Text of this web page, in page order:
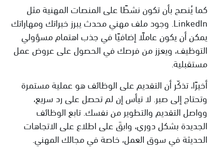
كما يُنصح بأن تكون نشطًا على المنصات المهنية مثل
LinkedIn. وجود ملف مهني محدث يبرز خبراتك ومهاراتك
يمكن أن يكون عاملًا إضافيًا في جذب اهتمام مسؤولي
التوظيف، ويعزز من فرصك في الحصول على عروض عمل
مستقبلية.
أخيرًا، تذكّر أن التقديم على الوظائف هو عملية مستمرة
وتحتاج إلى صبر. لا تيأس إن لم تحصل على رد سريع،
وواصل التقديم والتطوير من نفسك. تابع الوظائف
الجديدة بشكل دوري، وابقَ على اطلاع على الاتجاهات
الحديثة في سوق العمل، خاصة في مجالك المهني.